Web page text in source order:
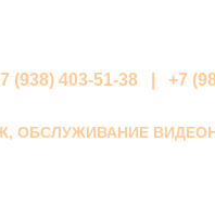
(938) 403-51-38 | +7
ОБСЛУЖИВАНИЕ